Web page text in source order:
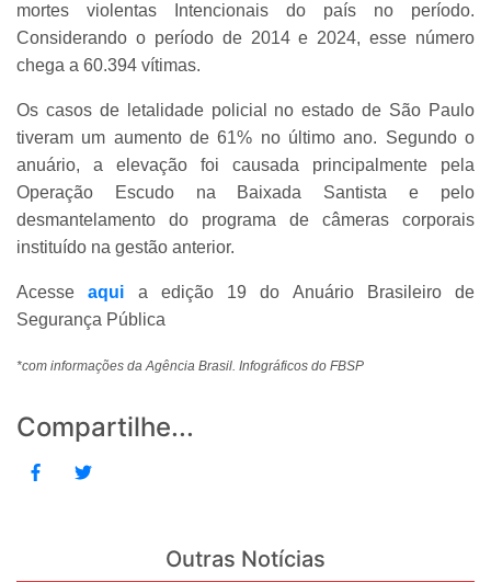
mortes violentas Intencionais do país no período.
Considerando o período de 2014 e 2024, esse número
chega a 60.394 vítimas.
Os casos de letalidade policial no estado de São Paulo
tiveram um aumento de 61% no último ano. Segundo o
anuário, a elevação foi causada principalmente pela
Operação Escudo na Baixada Santista e pelo
desmantelamento do programa de câmeras corporais
instituído na gestão anterior.
Acesseaqui a edição 19 do Anuário Brasileiro de
Segurança Pública
*com informações da Agência Brasil. Infográficos do FBSP
Compartilhe...
Outras Notícias